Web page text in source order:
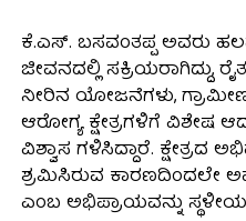
ಕೆ.ಎಸ್. ಬಸವಂತಪ್ಪ ಅವರು
ಜೀವನದಲ್ಲಿ ಸಕ್ರಿಯರಾಗಿದ್ದು,
ನೀರಿನ ಯೋಜನೆಗಳು, ಗ್ರಾಮೀಣ
ಆರೋಗ್ಯ ಕ್ಷೇತ್ರಗಳಿಗೆ ವಿಶೇಷ
ವಿಶ್ವಾಸ ಗಳಿಸಿದ್ದಾರೆ. ಕ್ಷೇತ್ರದ
ಶ್ರಮಿಸಿರುವ ಕಾರಣದಿಂದಲೇ
ಎಂಬ ಅಭಿಪ್ರಾಯವನ್ನು